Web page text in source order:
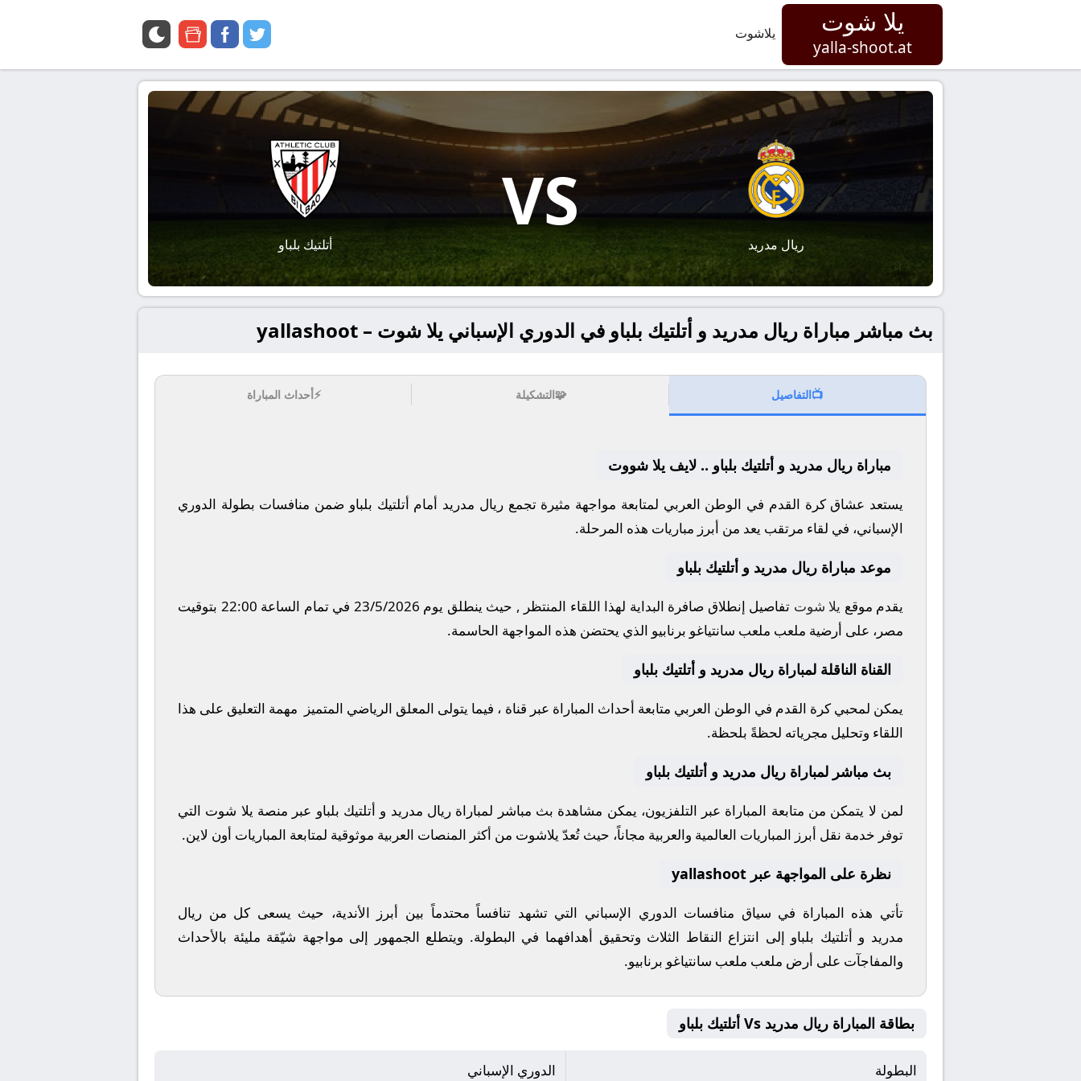
يلا شوت
yalla-shoot.at
يلاشوت twitter
facebook
google
ريال مدريد
VS
أتلتيك بلباو
بث مباشر مباراة ريال مدريد و أتلتيك بلباو في الدوري الإسباني يلا شوت – yallashoot
📺التفاصيل 🧩التشكيلة ⚡أحداث المباراة
مباراة ريال مدريد و أتلتيك بلباو .. لايف يلا شووت
يستعد عشاق كرة القدم في الوطن العربي لمتابعة مواجهة مثيرة تجمعريال مدريد أمام أتلتيك بلباو ضمن منافسات بطولة الدوري
الإسباني، في لقاء مرتقب يعد من أبرز مباريات هذه المرحلة.
موعد مباراة ريال مدريد و أتلتيك بلباو
يقدم موقع يلا شوت تفاصيل إنطلاق صافرة البداية لهذا اللقاء المنتظر , حيث ينطلق يوم 23/5/2026 في تمام الساعة 22:00 بتوقيت
مصر، على أرضية ملعب ملعب سانتياغو برنابيو الذي يحتضن هذه المواجهة الحاسمة.
القناة الناقلة لمباراة ريال مدريد و أتلتيك بلباو
يمكن لمحبي كرة القدم في الوطن العربي متابعة أحداث المباراة عبر قناة ، فيما يتولى المعلق الرياضي المتميز
مهمة التعليق على هذا
اللقاء وتحليل مجرياته لحظةً بلحظة.
بث مباشر لمباراة ريال مدريد و أتلتيك بلباو
لمن لا يتمكن من متابعة المباراة عبر التلفزيون، يمكن مشاهدة بث مباشر لمباراةريال مدريد و أتلتيك بلباو عبر منصة يلا شوت التي
توفر خدمة نقل أبرز المباريات العالمية والعربية مجاناً، حيث تُعدّ يلاشوت من أكثر المنصات العربية موثوقية لمتابعة المباريات أون لاين.
نظرة على المواجهة عبر yallashoot
تأتي هذه المباراة في سياق منافسات الدوري الإسباني التي تشهد تنافساً محتدماً بين أبرز الأندية، حيث يسعى كل من ريال
مدريد و أتلتيك بلباو إلى انتزاع النقاط الثلاث وتحقيق أهدافهما في البطولة. ويتطلع الجمهور إلى مواجهة شيّقة مليئة بالأحداث
والمفاجآت على أرض ملعب ملعب سانتياغو برنابيو.
بطاقة المباراة ريال مدريد Vs أتلتيك بلباو
البطولة الدوري الإسباني